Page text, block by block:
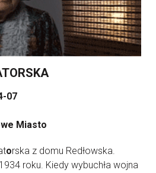
07
Miasto
orska z domu Redłowska.
roku. Kiedy wybuchła wojna